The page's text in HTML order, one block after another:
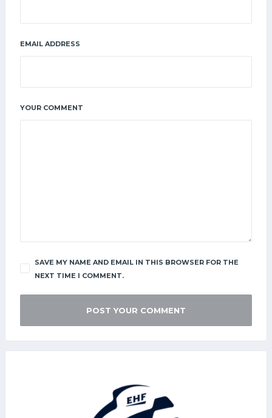
EMAIL ADDRESS
YOUR COMMENT
SAVE MY NAME AND EMAIL IN THIS BROWSER FOR THE
NEXT TIME I COMMENT.